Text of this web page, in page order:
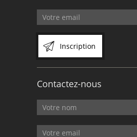
Inscription
Contactez-nous